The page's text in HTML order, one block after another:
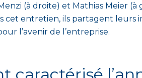
(à droite) et Mathias Meier (à
entretien, ils partagent leurs
l’avenir de l’entreprise.